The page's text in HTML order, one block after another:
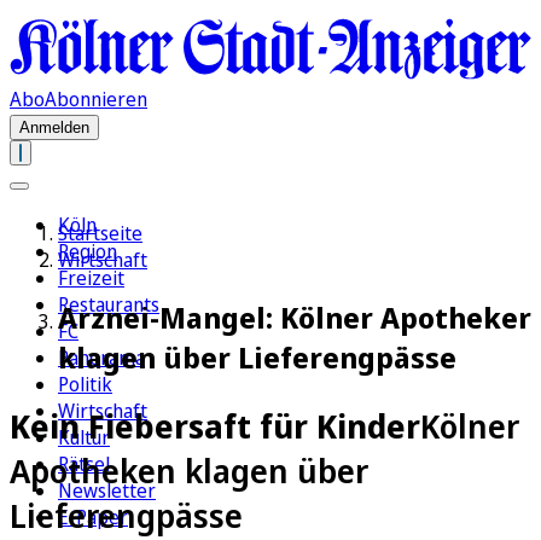
AboAbonnieren
Anmelden
Köln
Region
Freizeit
Restaurants
FC
Panorama
Politik
Wirtschaft
Kultur
Rätsel
Newsletter
E-Paper
Startseite
Wirtschaft
Arznei-Mangel: Kölner Apotheker
klagen über Lieferengpässe
Kein Fiebersaft für KinderKölner
Apotheken klagen über
Lieferengpässe